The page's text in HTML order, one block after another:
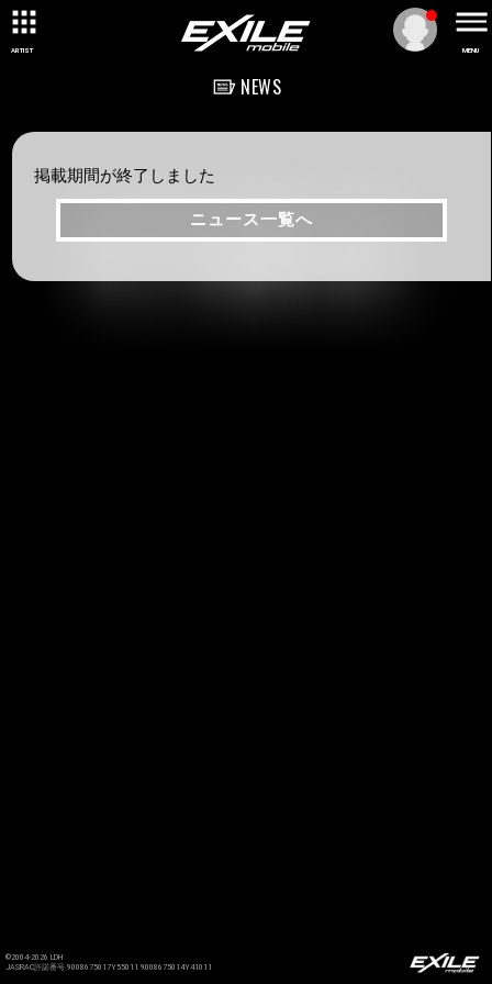
ARTIST MENU
NEWS
掲載期間が終了しましたニュース一覧へ
ニュース一覧へ
©2004-2026 LDH
JASRAC許諾番号 9008675017Y55011 9008675014Y41011